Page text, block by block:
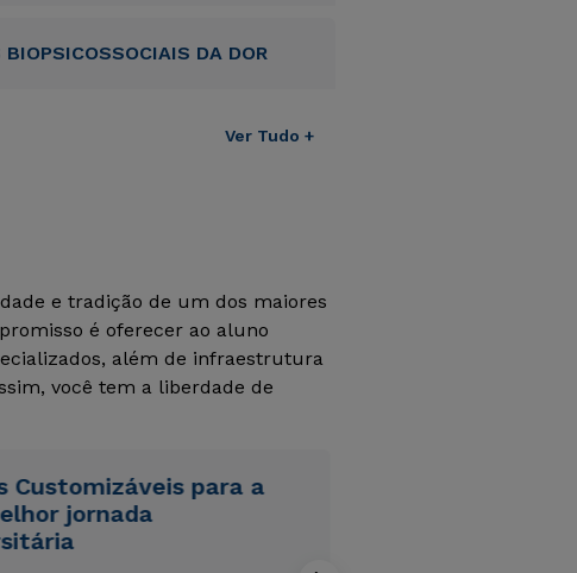
BIOPSICOSSOCIAIS DA DOR
Ver Tudo +
e tradição de um dos maiores
é oferecer ao aluno
além de infraestrutura
você tem a liberdade de
Customizáveis para a
jornada
Rápido e fácil
Rápido e fácil